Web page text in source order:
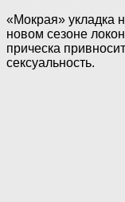
«Мокрая» укладка
новом сезоне
прическа
сексуальность.